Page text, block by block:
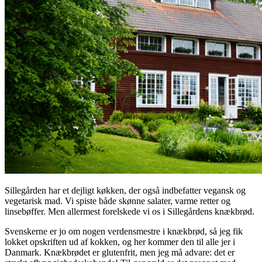
Sillegården har et dejligt køkken, der også indbefatter vegansk og
vegetarisk mad. Vi spiste både skønne salater, varme retter og
linsebøffer. Men allermest forelskede vi os i Sillegårdens knækbrød.
Svenskerne er jo om nogen verdensmestre i knækbrød, så jeg fik
lokket opskriften ud af kokken, og her kommer den til alle jer i
Danmark. Knækbrødet er glutenfrit, men jeg må advare: det er